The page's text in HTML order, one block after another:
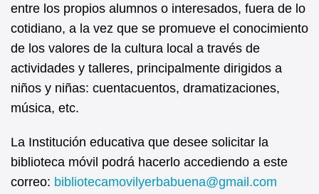
entre los propios alumnos o interesados, fuera de lo
cotidiano, a la vez que se promueve el conocimiento
de los valores de la cultura local a través de
actividades y talleres, principalmente dirigidos a
niños y niñas: cuentacuentos, dramatizaciones,
música, etc.
La Institución educativa que desee solicitar la
biblioteca móvil podrá hacerlo accediendo a este
correo: bibliotecamovilyerbabuena@gmail.com